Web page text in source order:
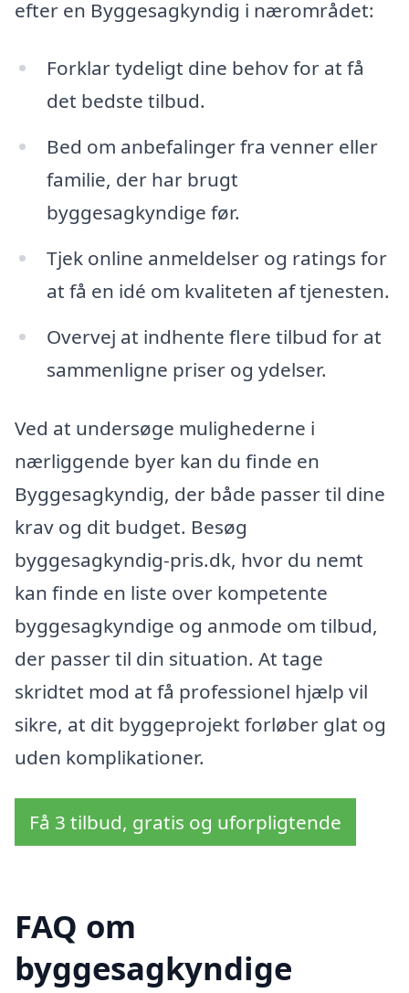
efter en Byggesagkyndig i nærområdet:
Forklar tydeligt dine behov for at få
det bedste tilbud.
Bed om anbefalinger fra venner eller
familie, der har brugt
byggesagkyndige før.
Tjek online anmeldelser og ratings for
at få en idé om kvaliteten af tjenesten.
Overvej at indhente flere tilbud for at
sammenligne priser og ydelser.
Ved at undersøge mulighederne i
nærliggende byer kan du finde en
Byggesagkyndig, der både passer til dine
krav og dit budget. Besøg
byggesagkyndig-pris.dk, hvor du nemt
kan finde en liste over kompetente
byggesagkyndige og anmode om tilbud,
der passer til din situation. At tage
skridtet mod at få professionel hjælp vil
sikre, at dit byggeprojekt forløber glat og
uden komplikationer.
Få 3 tilbud, gratis og uforpligtende
FAQ om
byggesagkyndige